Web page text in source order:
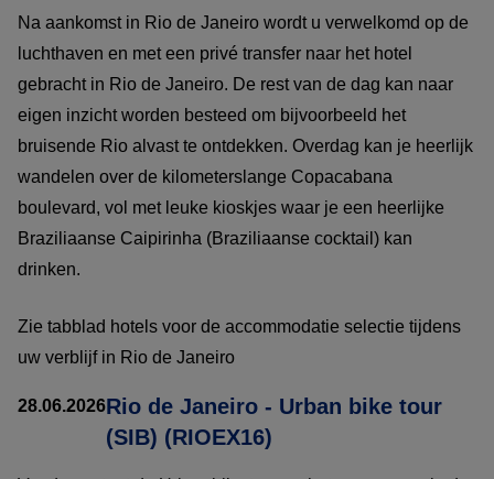
Na aankomst in Rio de Janeiro wordt u verwelkomd op de
luchthaven en met een privé transfer naar het hotel
gebracht in Rio de Janeiro. De rest van de dag kan naar
eigen inzicht worden besteed om bijvoorbeeld het
bruisende Rio alvast te ontdekken. Overdag kan je heerlijk
wandelen over de kilometerslange Copacabana
boulevard, vol met leuke kioskjes waar je een heerlijke
Braziliaanse Caipirinha (Braziliaanse cocktail) kan
drinken.
Zie tabblad hotels voor de accommodatie selectie tijdens
uw verblijf in Rio de Janeiro
28.06.2026Rio de Janeiro - Urban bike tour
(SIB) (RIOEX16)